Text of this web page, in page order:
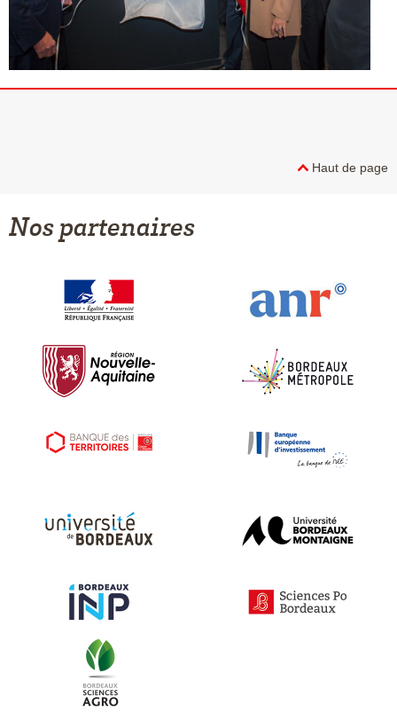
Haut de page
Nos partenaires